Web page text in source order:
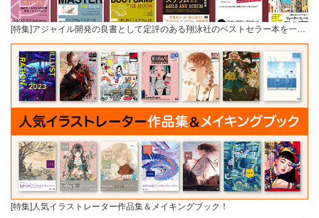
[特集]アジャイル開発の良書として定評のある翔泳社のベストセラー本を一…
[特集]人気イラストレーター作品集＆メイキングブック！